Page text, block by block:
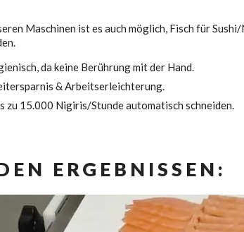
Maschinen ist es auch möglich, Fisch für
da keine Berührung mit der Hand.
& Arbeitserleichterung.
zu 15.000 Nigiris/Stunde automatisch schneiden.
ERGEBNISSEN: